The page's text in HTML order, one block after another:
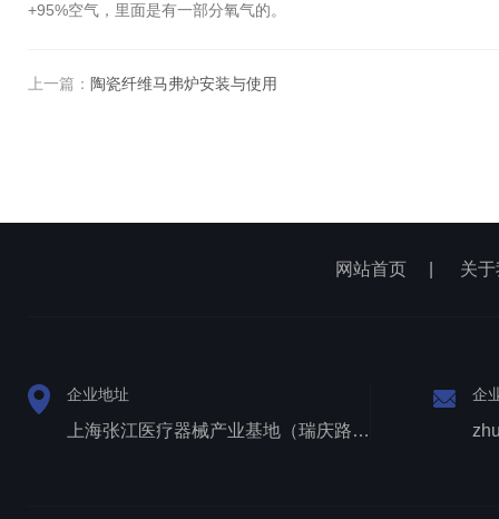
+95%空气，里面是有一部分氧气的。
上一篇： 陶瓷纤维马弗炉安装与使用
网站首页 关
企业地址
上海张江医疗器械产业基地（瑞庆路528号）
企